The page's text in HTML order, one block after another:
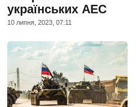
українських АЕС
10 липня, 2023, 07:11